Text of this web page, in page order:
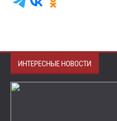
ИНТЕРЕСНЫЕ НОВОСТИ